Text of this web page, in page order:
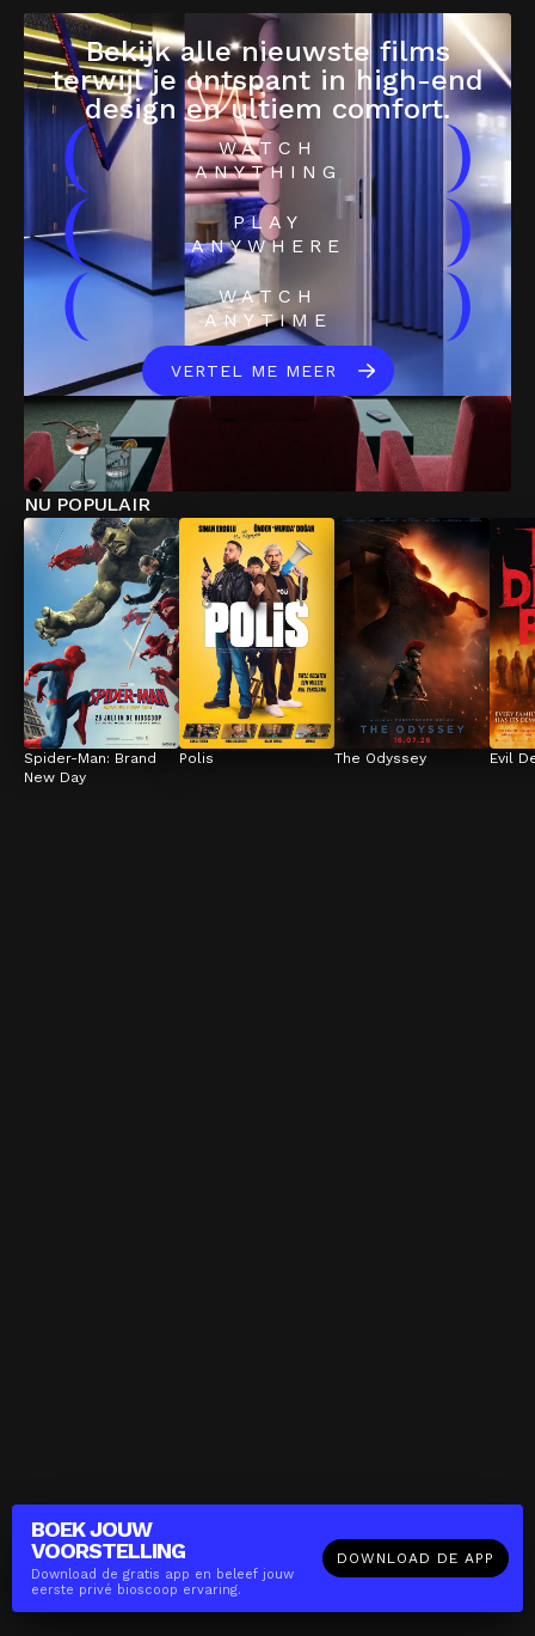
BOEK JOUW
VOORSTELLING
Download de gratis app en beleef jouw
eerste privé bioscoop ervaring.
DOWNLOAD DE APP
Bekijk alle nieuwste films
terwijl je ontspant in high-end
design en ultiem comfort.
(
WATCH
ANYTHING
)
(
PLAY
ANYWHERE
)
(
WATCH
ANYTIME
)
VERTEL ME MEER
NU POPULAIR
Spider-Man: Brand
New Day
Polis The Odyssey Evil